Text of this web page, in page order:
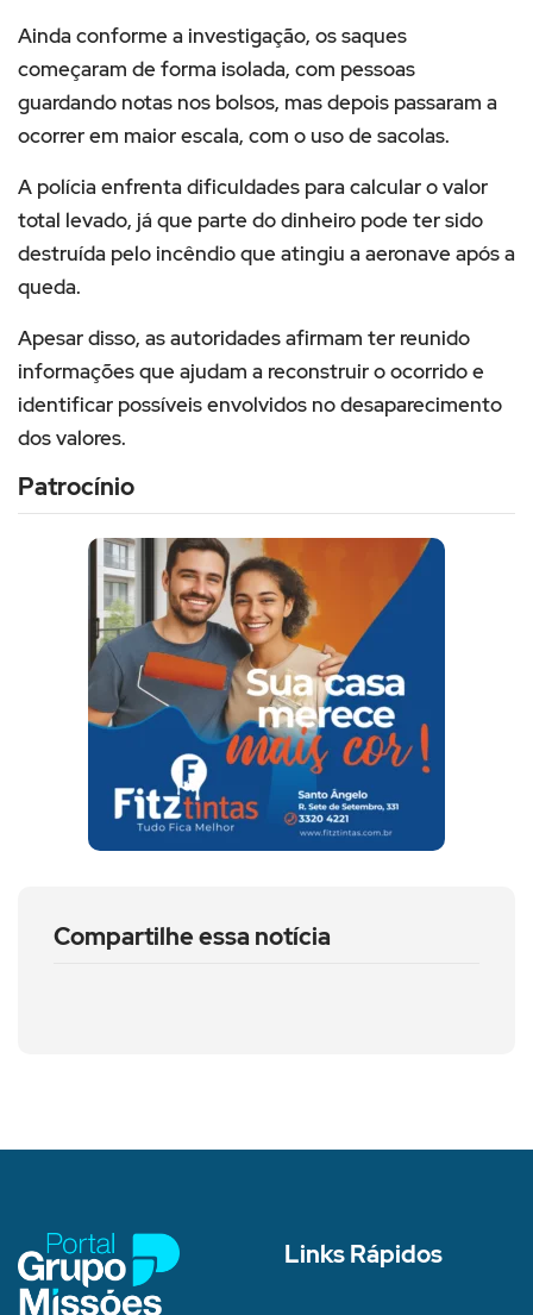
Ainda conforme a investigação, os saques
começaram de forma isolada, com pessoas
guardando notas nos bolsos, mas depois passaram a
ocorrer em maior escala, com o uso de sacolas.
A polícia enfrenta dificuldades para calcular o valor
total levado, já que parte do dinheiro pode ter sido
destruída pelo incêndio que atingiu a aeronave após a
queda.
Apesar disso, as autoridades afirmam ter reunido
informações que ajudam a reconstruir o ocorrido e
identificar possíveis envolvidos no desaparecimento
dos valores.
Patrocínio
Compartilhe essa notícia
Links Rápidos